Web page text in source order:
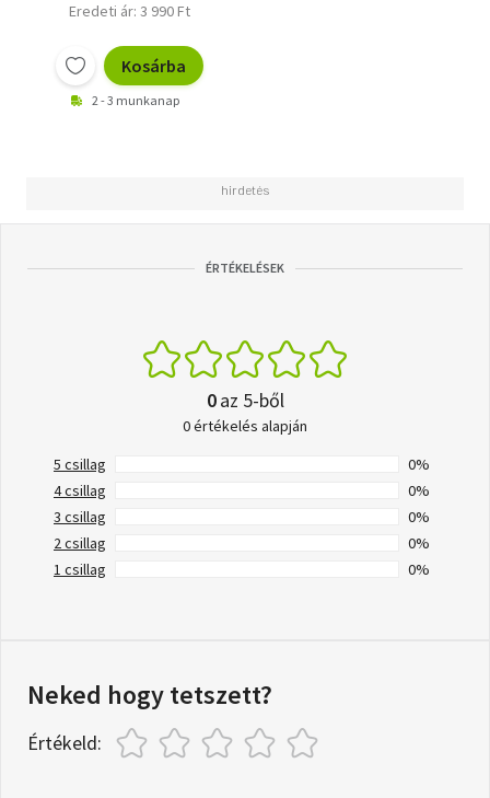
Eredeti ár: 3 990 Ft
Kosárba
2 - 3 munkanap
ÉRTÉKELÉSEK
0az 5-ből
0 értékelés alapján
5 csillag
0%
4 csillag
0%
3 csillag
0%
2 csillag
0%
1 csillag
0%
Neked hogy tetszett?
Értékeld: